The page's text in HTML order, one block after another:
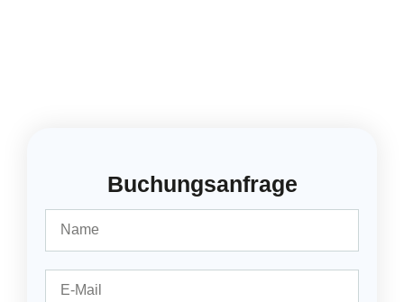
Buchungsanfrage